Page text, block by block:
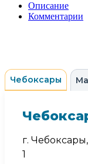
Описание
Комментарии
Чебоксары
г.
1